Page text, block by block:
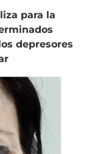
para la
depresores